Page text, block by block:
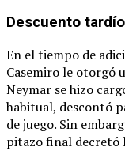
Descuento
En el tiempo de
Casemiro le otorgó
Neymar se hizo
habitual, descontó
de juego. Sin
pitazo final decretó